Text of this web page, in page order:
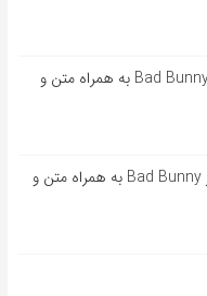
آهنگ اسپانیایی BOKeTE از Bad Bunny به همراه متن و
آهنگ اسپانیایی Booker T از Bad Bunny به همراه متن و